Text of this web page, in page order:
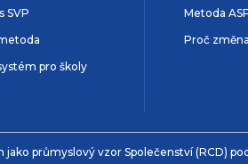
SVP
pro školy
Metoda
Proč změna
průmyslový vzor Společenství (RCD)